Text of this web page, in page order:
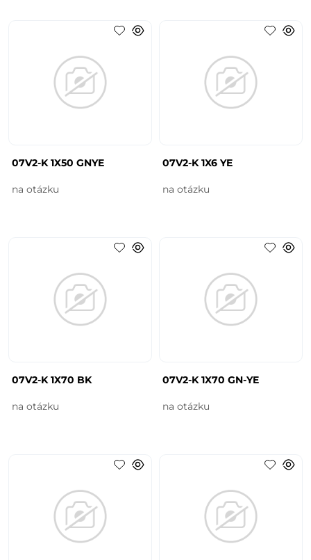
07V2-K 1X50 GNYE
na otázku
07V2-K 1X6 YE
na otázku
07V2-K 1X70 BK
na otázku
07V2-K 1X70 GN-YE
na otázku